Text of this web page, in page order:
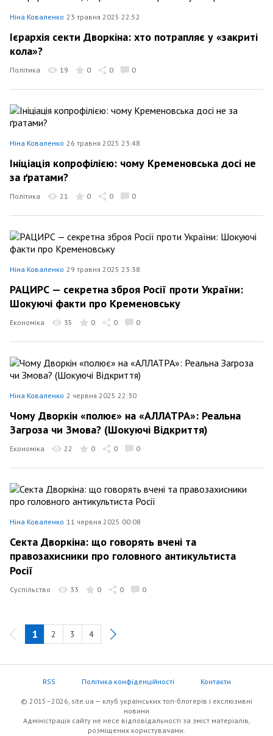
Ніна Коваленко 23 травня 2025 22:52
Ієрархія секти Дворкіна: хто потрапляє у «закриті
кола»?
Політика 19 0 0 0
Ніна Коваленко 26 травня 2025 23:48
Ініціація копрофілією: чому Кременовська досі не
за ґратами?
Політика 21 0 0 0
Ніна Коваленко 29 травня 2025 23:38
РАЦИРС — секретна зброя Росії проти України:
Шокуючі факти про Кременовську
Економіка 35 0 0 0
Ніна Коваленко 2 червня 2025 22:30
Чому Дворкін «полює» на «АЛЛАТРА»: Реальна
Загроза чи Змова? (Шокуючі Відкриття)
Економіка 22 0 0 0
Ніна Коваленко 11 червня 2025 00:08
Секта Дворкіна: що говорять вчені та
правозахисники про головного антикультиста
Росії
Суспільство 33 0 0 0
1 2 3 4
RSS Політика конфіденційності Контакти
© 2015–2026, site.ua — клуб українських топ-блогерів i екслюзивнi
новини
Адміністрація сайту не несе відповідальності за зміст матеріалів,
розміщених користувачами.